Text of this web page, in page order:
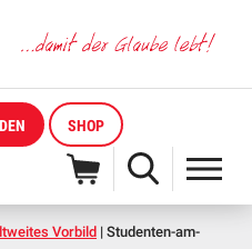
SHOP
Vorbild | Studenten-am-